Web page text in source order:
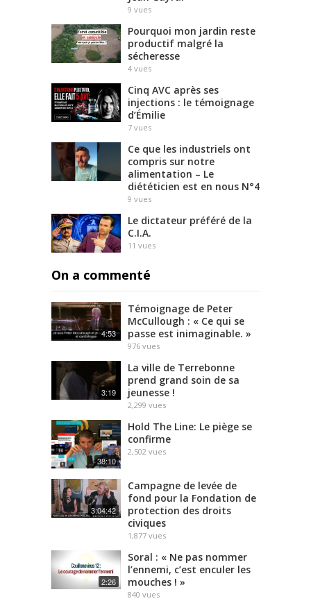
9 vues
Pourquoi mon jardin reste
productif malgré la
sécheresse
4 vues
Cinq AVC après ses
injections : le témoignage
d’Émilie
7 vues
Ce que les industriels ont
compris sur notre
alimentation – Le
diététicien est en nous N°4
9 vues
Le dictateur préféré de la
C.I.A.
11 vues
On a commenté
4:53
Témoignage de Peter
McCullough : « Ce qui se
passe est inimaginable. »
976 vues
3:19
La ville de Terrebonne
prend grand soin de sa
jeunesse !
2,299 vues
38:10
Hold The Line: Le piège se
confirme
2,502 vues
3:04:42
Campagne de levée de
fond pour la Fondation de
protection des droits
civiques
1,877 vues
2:26
Soral : « Ne pas nommer
l’ennemi, c’est enculer les
mouches ! »
840 vues